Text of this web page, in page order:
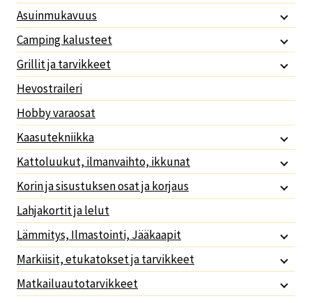
Asuinmukavuus
Camping kalusteet
Grillit ja tarvikkeet
Hevostraileri
Hobby varaosat
Kaasutekniikka
Kattoluukut, ilmanvaihto, ikkunat
Korin ja sisustuksen osat ja korjaus
Lahjakortit ja lelut
Lämmitys, Ilmastointi, Jääkaapit
Markiisit, etukatokset ja tarvikkeet
Matkailuautotarvikkeet